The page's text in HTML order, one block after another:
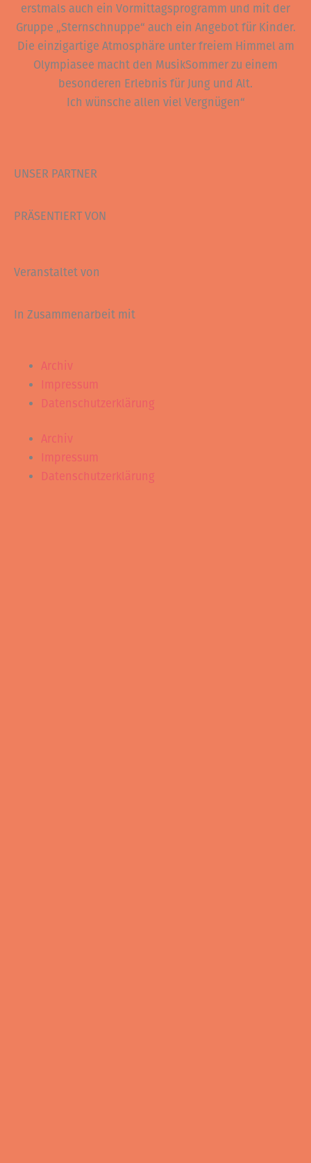
erstmals auch ein Vormittagsprogramm und mit der
Gruppe „Sternschnuppe“ auch ein Angebot für Kinder.
Die einzigartige Atmosphäre unter freiem Himmel am
Olympiasee macht den MusikSommer zu einem
besonderen Erlebnis für Jung und Alt.
Ich wünsche allen viel Vergnügen“
UNSER PARTNER
PRÄSENTIERT VON
Veranstaltet von
In Zusammenarbeit mit
Archiv
Impressum
Datenschutzerklärung
Archiv
Impressum
Datenschutzerklärung